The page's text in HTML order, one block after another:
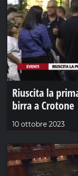
Riuscita la
birra a Crotone
10 ottobre 2023